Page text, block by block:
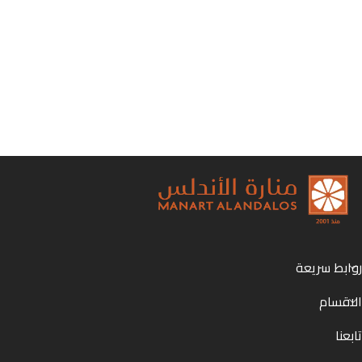
روابط سريعة
الاقسام
تابعنا